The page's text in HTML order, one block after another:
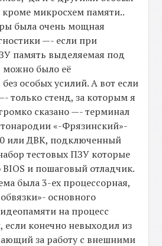
микросхем памяти..
была очень мощная
—- если при
память выделяемая под
можно было её
особых усилий. А вот если
только стенд, за которым я
сказано —- терминал
«-Фрязинский»-
или ДВК, подключенный
тестовых ПЗУ которые
BIOS и пошаговый отладчик.
была 3-ех процессорная,
основного
на процесс
если конечно невыходил из
за работу с внешними